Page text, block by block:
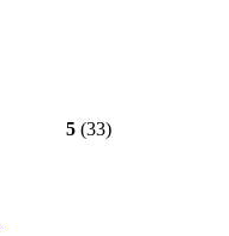
5 (33)